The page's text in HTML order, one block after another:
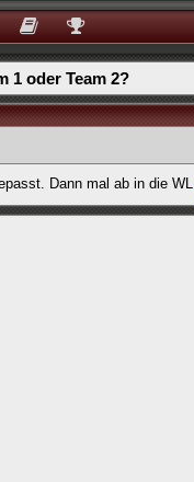
1 oder Team 2?
Dann mal ab in die WL